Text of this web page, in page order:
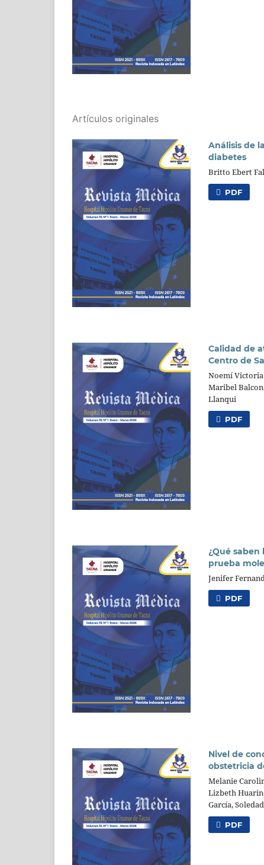
Artículos originales
Análisis de
diabetes
Britto Ebert
PDF
Calidad de
Centro de
Noemí Victoria
Maribel
Llanqui
PDF
¿Qué saben
prueba
Jenifer
PDF
Nivel de
obstetricia
Melanie
Lizbeth
García,
PDF